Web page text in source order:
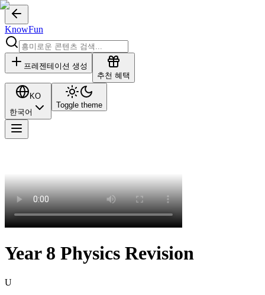
KnowFun
프레젠테이션 생성
추천 혜택
KO
한국어
Toggle theme
Year 8 Physics Revision
U